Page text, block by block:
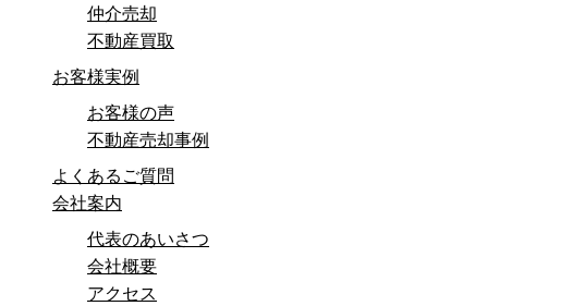
仲介売却
不動産買取
お客様実例
お客様の声
不動産売却事例
よくあるご質問
会社案内
代表のあいさつ
会社概要
アクセス